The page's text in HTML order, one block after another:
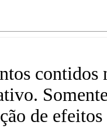
contidos
de